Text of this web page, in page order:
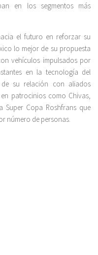
en los segmentos más
el futuro en reforzar su
lo mejor de su propuesta
vehículos impulsados por
en la tecnología del
su relación con aliados
patrocinios como Chivas,
Super Copa Roshfrans que
número de personas.